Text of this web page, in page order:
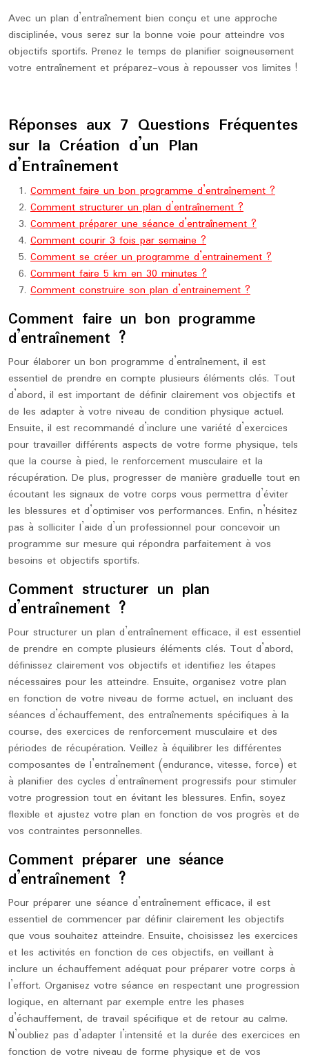
Avec un plan d’entraînement bien conçu et une approche
disciplinée, vous serez sur la bonne voie pour atteindre vos
objectifs sportifs. Prenez le temps de planifier soigneusement
votre entraînement et préparez-vous à repousser vos limites !
Réponses aux 7 Questions Fréquentes
sur la Création d’un Plan
d’Entraînement
Comment faire un bon programme d’entraînement ?
Comment structurer un plan d’entraînement ?
Comment préparer une séance d’entraînement ?
Comment courir 3 fois par semaine ?
Comment se créer un programme d’entrainement ?
Comment faire 5 km en 30 minutes ?
Comment construire son plan d’entrainement ?
Comment faire un bon programme
d’entraînement ?
Pour élaborer un bon programme d’entraînement, il est
essentiel de prendre en compte plusieurs éléments clés. Tout
d’abord, il est important de définir clairement vos objectifs et
de les adapter à votre niveau de condition physique actuel.
Ensuite, il est recommandé d’inclure une variété d’exercices
pour travailler différents aspects de votre forme physique, tels
que la course à pied, le renforcement musculaire et la
récupération. De plus, progresser de manière graduelle tout en
écoutant les signaux de votre corps vous permettra d’éviter
les blessures et d’optimiser vos performances. Enfin, n’hésitez
pas à solliciter l’aide d’un professionnel pour concevoir un
programme sur mesure qui répondra parfaitement à vos
besoins et objectifs sportifs.
Comment structurer un plan
d’entraînement ?
Pour structurer un plan d’entraînement efficace, il est essentiel
de prendre en compte plusieurs éléments clés. Tout d’abord,
définissez clairement vos objectifs et identifiez les étapes
nécessaires pour les atteindre. Ensuite, organisez votre plan
en fonction de votre niveau de forme actuel, en incluant des
séances d’échauffement, des entraînements spécifiques à la
course, des exercices de renforcement musculaire et des
périodes de récupération. Veillez à équilibrer les différentes
composantes de l’entraînement (endurance, vitesse, force) et
à planifier des cycles d’entraînement progressifs pour stimuler
votre progression tout en évitant les blessures. Enfin, soyez
flexible et ajustez votre plan en fonction de vos progrès et de
vos contraintes personnelles.
Comment préparer une séance
d’entraînement ?
Pour préparer une séance d’entraînement efficace, il est
essentiel de commencer par définir clairement les objectifs
que vous souhaitez atteindre. Ensuite, choisissez les exercices
et les activités en fonction de ces objectifs, en veillant à
inclure un échauffement adéquat pour préparer votre corps à
l’effort. Organisez votre séance en respectant une progression
logique, en alternant par exemple entre les phases
d’échauffement, de travail spécifique et de retour au calme.
N’oubliez pas d’adapter l’intensité et la durée des exercices en
fonction de votre niveau de forme physique et de vos